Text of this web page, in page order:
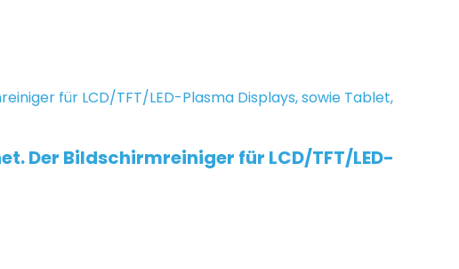
Der Bildschirmreiniger für LCD/TFT/LED-